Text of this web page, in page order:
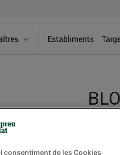
Establiments
consells
consentiment de les Cookies